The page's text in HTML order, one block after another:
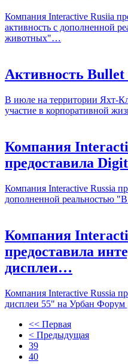
Компания Interactive Rusiia
активность с дополненной
животных"…
Активность Bullet
В июле на территории Яхт-
участие в корпоративной
Компания
предоставила
Компания Interactive Russia
дополненной реальностью
Компания
предоставила
дисплеи…
Компания Interactive Russia
дисплеи 55" на Урбан
<< Первая
< Предыдущая
39
40